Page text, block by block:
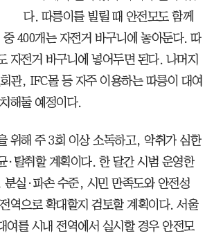
다. 따릉이를 빌릴 때 안전모도 함께
400개는 자전거 바구니에 놓아둔다. 따
자전거 바구니에 넣어두면 된다. 나머지
관, IFC몰 등 자주 이용하는 따릉이 대여
해둘 예정이다.
위해 주 3회 이상 소독하고, 악취가 심한
·탈취할 계획이다. 한 달간 시범 운영한
실·파손 수준, 시민 만족도와 안전성
역으로 확대할지 검토할 계획이다. 서울
여를 시내 전역에서 실시할 경우 안전모